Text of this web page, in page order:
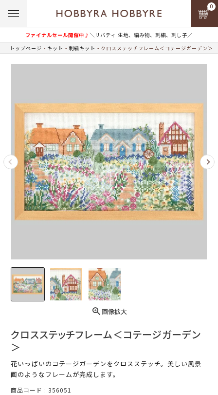
ファイナルセール開催中♪＼リバティ 生地、編み物、刺繍、刺し子／
0
トップページ キット 刺繍キット クロスステッチフレーム＜コテージガーデン＞
画像拡大
クロスステッチフレーム＜コテージガーデン
＞
花いっぱいのコテージガーデンをクロスステッチ。美しい風景
画のようなフレームが完成します。
商品コード 356051